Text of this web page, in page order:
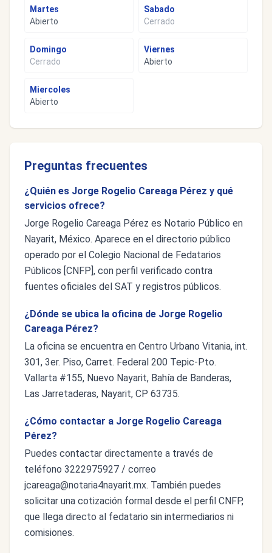
Martes
Abierto
Sabado
Cerrado
Domingo
Cerrado
Viernes
Abierto
Miercoles
Abierto
Preguntas frecuentes
¿Quién es Jorge Rogelio Careaga Pérez y qué
servicios ofrece?
Jorge Rogelio Careaga Pérez es Notario Público en
Nayarit, México. Aparece en el directorio público
operado por el Colegio Nacional de Fedatarios
Públicos [CNFP], con perfil verificado contra
fuentes oficiales del SAT y registros públicos.
¿Dónde se ubica la oficina de Jorge Rogelio
Careaga Pérez?
La oficina se encuentra en Centro Urbano Vitania, int.
301, 3er. Piso, Carret. Federal 200 Tepic-Pto.
Vallarta #155, Nuevo Nayarit, Bahía de Banderas,
Las Jarretaderas, Nayarit, CP 63735.
¿Cómo contactar a Jorge Rogelio Careaga
Pérez?
Puedes contactar directamente a través de
teléfono 3222975927 / correo
jcareaga@notaria4nayarit.mx. También puedes
solicitar una cotización formal desde el perfil CNFP,
que llega directo al fedatario sin intermediarios ni
comisiones.